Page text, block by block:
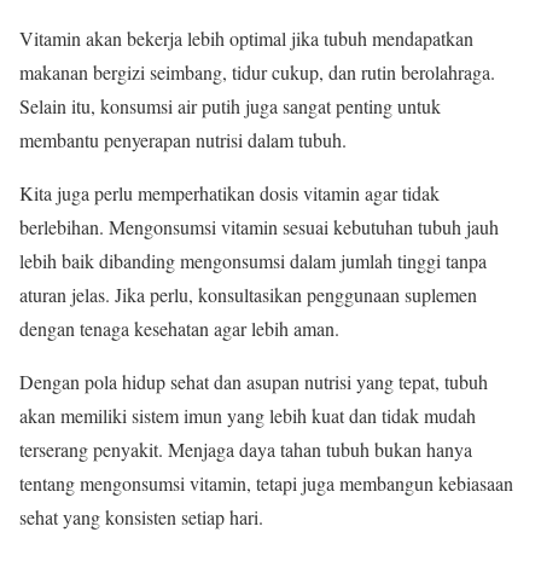
Vitamin akan bekerja lebih optimal jika tubuh mendapatkan
makanan bergizi seimbang, tidur cukup, dan rutin berolahraga.
Selain itu, konsumsi air putih juga sangat penting untuk
membantu penyerapan nutrisi dalam tubuh.
Kita juga perlu memperhatikan dosis vitamin agar tidak
berlebihan. Mengonsumsi vitamin sesuai kebutuhan tubuh jauh
lebih baik dibanding mengonsumsi dalam jumlah tinggi tanpa
aturan jelas. Jika perlu, konsultasikan penggunaan suplemen
dengan tenaga kesehatan agar lebih aman.
Dengan pola hidup sehat dan asupan nutrisi yang tepat, tubuh
akan memiliki sistem imun yang lebih kuat dan tidak mudah
terserang penyakit. Menjaga daya tahan tubuh bukan hanya
tentang mengonsumsi vitamin, tetapi juga membangun kebiasaan
sehat yang konsisten setiap hari.